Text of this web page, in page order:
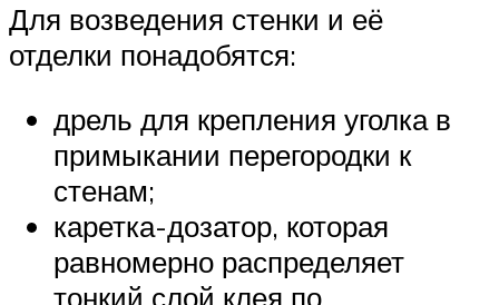
Меню
Для возведения стенки и её
отделки понадобятся:
дрель для крепления уголка в
примыкании перегородки к
стенам;
каретка-дозатор, которая
равномерно распределяет
тонкий слой клея по